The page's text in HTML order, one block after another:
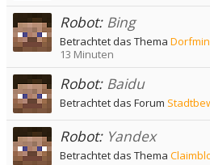
Robot: Bing
Betrachtet das Thema
13 Minuten
Robot: Baidu
Betrachtet das Forum
Robot: Yandex
Betrachtet das Thema